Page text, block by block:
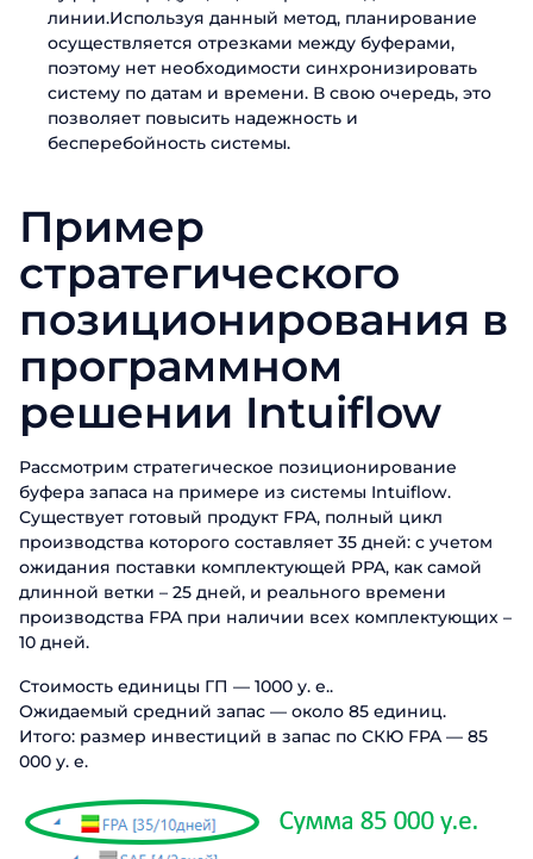
линии.Используя данный метод, планирование
осуществляется отрезками между буферами,
поэтому нет необходимости синхронизировать
систему по датам и времени. В свою очередь, это
позволяет повысить надежность и
бесперебойность системы.
Пример
стратегического
позиционирования в
программном
решении Intuiflow
Рассмотрим стратегическое позиционирование
буфера запаса на примере из системы Intuiflow.
Существует готовый продукт FPA, полный цикл
производства которого составляет 35 дней: с учетом
ожидания поставки комплектующей PPA, как самой
длинной ветки – 25 дней, и реального времени
производства FPA при наличии всех комплектующих –
10 дней.
Стоимость единицы ГП — 1000 у. е..
Ожидаемый средний запас — около 85 единиц.
Итого: размер инвестиций в запас по СКЮ FPA — 85
000 у. е.